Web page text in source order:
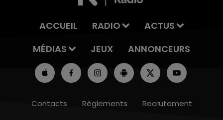
ACCUEIL RADIO
ACTUS
MÉDIAS
JEUX ANNONCEURS
Contacts Règlements
Recrutement